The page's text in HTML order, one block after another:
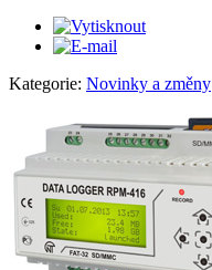
Kategorie: Novinky a změny